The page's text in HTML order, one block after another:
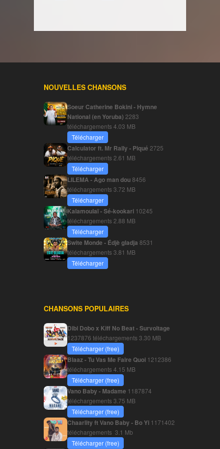
NOUVELLES CHANSONS
Soeur Catherine Bokini - Hymne
National (en Yoruba) 2283
téléchargements4.03 MB
Télécharger
Calculator ft. Mr Rally - Piqué 2725
téléchargements 2.61 MB
Télécharger
LILEMA - Ago man dou8456
téléchargements3.72 MB
Télécharger
Kalamoulaï - Sé-kookari 10245
téléchargements 2.88 MB
Télécharger
Swite Monde - Édjè gladja 8531
téléchargements3.81 MB
Télécharger
CHANSONS POPULAIRES
Dibi Dobo x Kiff No Beat - Survoltage
1237876 téléchargements3.30 MB
Télécharger (free)
Blaaz - Tu Vas Me Faire Quoi 1212386
téléchargements4.15 MB
Télécharger (free)
Vano Baby - Madame 1187874
téléchargements3.75 MB
Télécharger (free)
Chaarlity ft Vano Baby - Bo Yi 1171402
téléchargements 3.1 Mb
Télécharger (free)